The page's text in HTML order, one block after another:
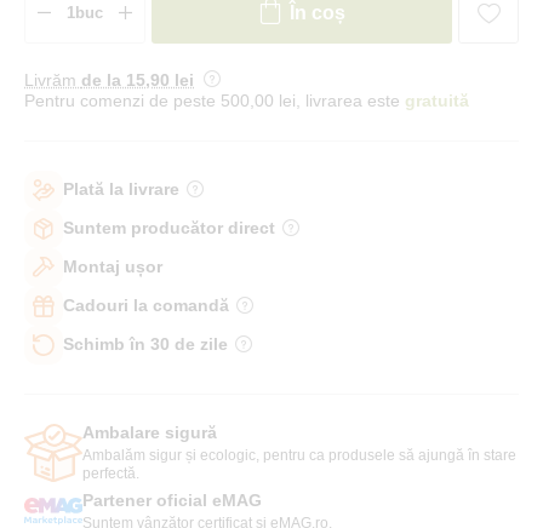
În coș
Livrăm de la 15,90 lei
Pentru comenzi de peste 500,00 lei, livrarea este gratuită
Plată la livrare
Suntem producător direct
Montaj ușor
Cadouri la comandă
Schimb în 30 de zile
Ambalare sigură
Ambalăm sigur și ecologic, pentru ca produsele să ajungă în stare
perfectă.
Partener oficial eMAG
Suntem vânzător certificat și eMAG.ro.